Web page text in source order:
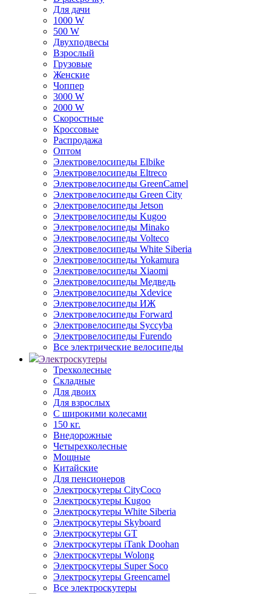
Для дачи
1000 W
500 W
Двухподвесы
Взрослый
Грузовые
Женские
Чоппер
3000 W
2000 W
Скоростные
Кроссовые
Распродажа
Оптом
Электровелосипеды Elbike
Электровелосипеды Eltreco
Электровелосипеды GreenCamel
Электровелосипеды Green City
Электровелосипеды Jetson
Электровелосипеды Kugoo
Электровелосипеды Minako
Электровелосипеды Volteco
Электровелосипеды White Siberia
Электровелосипеды Yokamura
Электровелосипеды Xiaomi
Электровелосипеды Медведь
Электровелосипеды Xdevice
Электровелосипеды ИЖ
Электровелосипеды Forward
Электровелосипеды Syccyba
Электровелосипеды Furendo
Все электрические велосипеды
Электроскутеры
Трехколесные
Складные
Для двоих
Для взрослых
С широкими колесами
150 кг.
Внедорожные
Четырехколесные
Мощные
Китайские
Для пенсионеров
Электроскутеры CityCoco
Электроскутеры Kugoo
Электроскутеры White Siberia
Электроскутеры Skyboard
Электроскутеры GT
Электроскутеры iTank Doohan
Электроскутеры Wolong
Электроскутеры Super Soco
Электроскутеры Greencamel
Все электроскутеры